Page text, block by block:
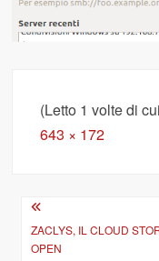
(Letto 1 volte di
Full
643 × 172
Navigazione
articoli
ZACLYS, IL CLOUD
OPEN